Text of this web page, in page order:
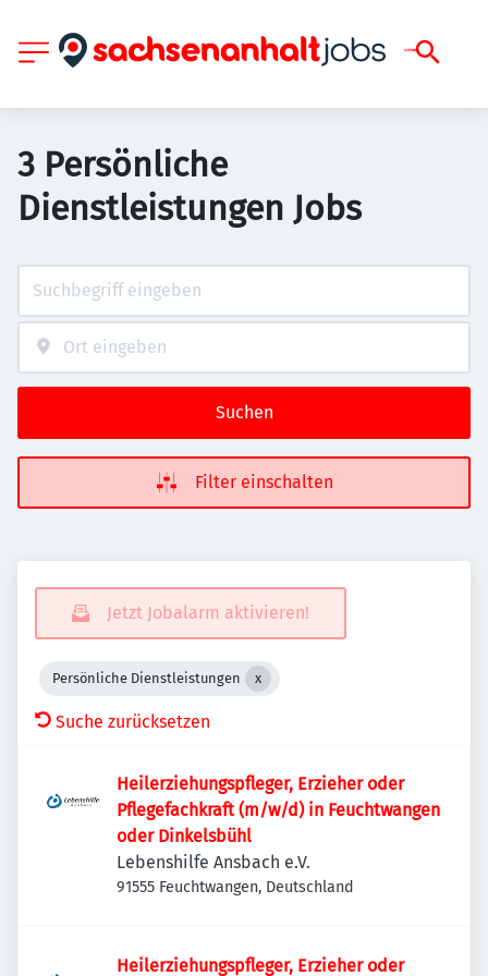
3 Persönliche
Dienstleistungen Jobs
Suchen
Filter einschalten
Jetzt Jobalarm aktivieren!
Persönliche Dienstleistungen
Suche zurücksetzen
Heilerziehungspfleger, Erzieher oder
Pflegefachkraft (m/w/d) in Feuchtwangen
oder Dinkelsbühl
Lebenshilfe Ansbach e.V.
91555 Feuchtwangen, Deutschland
Heilerziehungspfleger, Erzieher oder